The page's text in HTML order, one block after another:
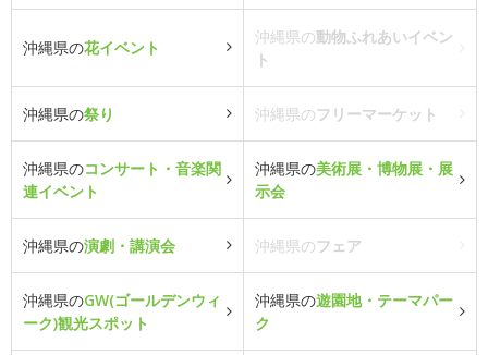
沖縄県の花イベント
沖縄県の動物ふれあいイベン
ト
沖縄県の祭り 沖縄県のフリーマーケット
沖縄県のコンサート・音楽関
連イベント
沖縄県の美術展・博物展・展
示会
沖縄県の演劇・講演会 沖縄県のフェア
沖縄県のGW(ゴールデンウィ
ーク)観光スポット
沖縄県の遊園地・テーマパー
ク